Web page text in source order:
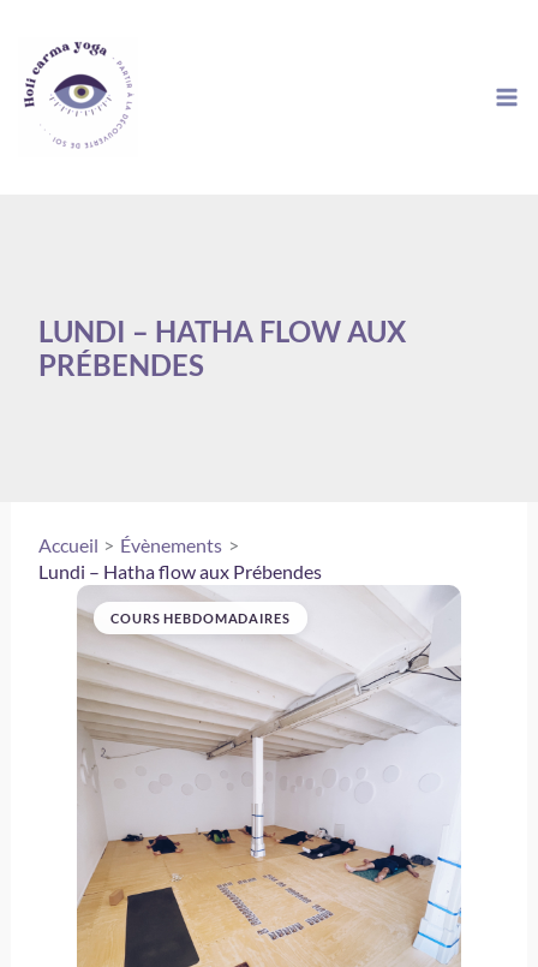
contenu
LUNDI – HATHA FLOW AUX
PRÉBENDES
Accueil
Évènements
Lundi – Hatha flow aux Prébendes
COURS HEBDOMADAIRES